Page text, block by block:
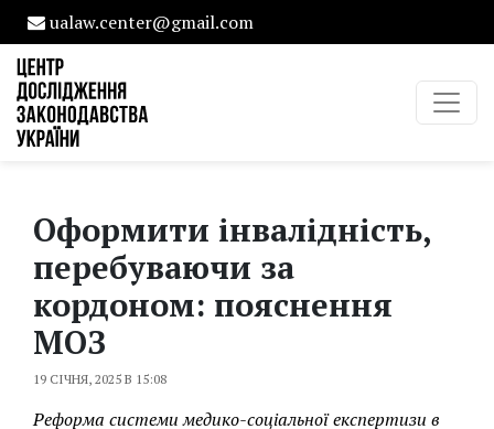
ualaw.center@gmail.com
Оформити інвалідність,
перебуваючи за
кордоном: пояснення
МОЗ
19 СІЧНЯ, 2025 В 15:08
Реформа системи медико-соціальної експертизи в